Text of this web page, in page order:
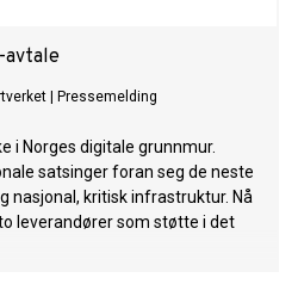
avtale
Pressemelding
i Norges digitale grunnmur.
satsinger foran seg de neste
nasjonal, kritisk infrastruktur. Nå
leverandører som støtte i det